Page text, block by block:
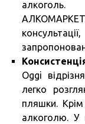
Oggi
легко
пляшки. Крім
алкоголю. У